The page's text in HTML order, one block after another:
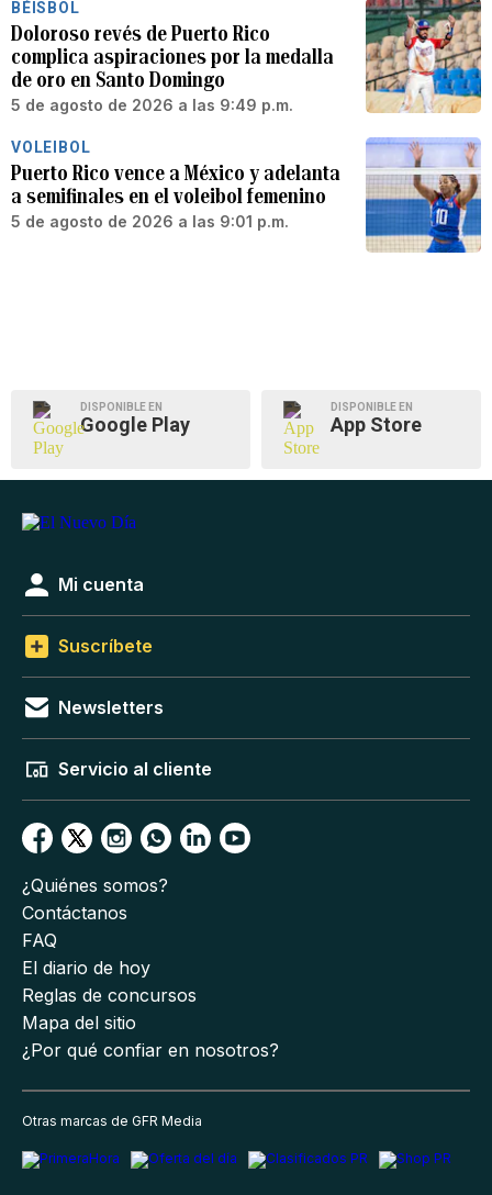
BÉISBOL
Doloroso revés de Puerto Rico
complica aspiraciones por la medalla
de oro en Santo Domingo
5 de agosto de 2026 a las 9:49 p.m.
VOLEIBOL
Puerto Rico vence a México y adelanta
a semifinales en el voleibol femenino
5 de agosto de 2026 a las 9:01 p.m.
DISPONIBLE EN
Google Play
DISPONIBLE EN
App Store
Mi cuenta
Suscríbete
Newsletters
Servicio al cliente
¿Quiénes somos?
Contáctanos
FAQ
El diario de hoy
Reglas de concursos
Mapa del sitio
¿Por qué confiar en nosotros?
Otras marcas de GFR Media